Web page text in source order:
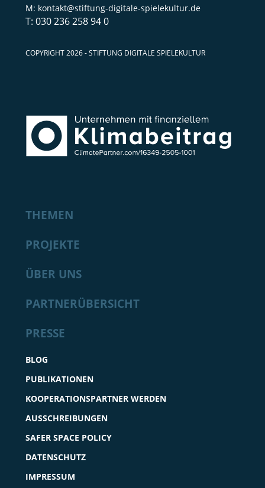
kontakt@stiftung-digitale-spielekultur.de
030 236 258 94 0
COPYRIGHT 2026 - STIFTUNG DIGITALE SPIELEKULTUR
THEMEN
PROJEKTE
ÜBER UNS
PARTNERÜBERSICHT
PRESSE
BLOG
PUBLIKATIONEN
KOOPERATIONSPARTNER WERDEN
AUSSCHREIBUNGEN
SAFER SPACE POLICY
DATENSCHUTZ
IMPRESSUM